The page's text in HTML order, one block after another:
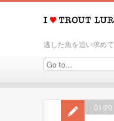
逃した魚を追い求めて
01/20